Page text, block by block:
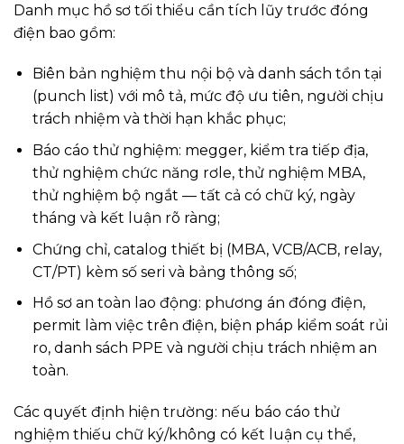
Danh mục hồ sơ tối thiểu cần tích lũy trước đóng
điện bao gồm:
Biên bản nghiệm thu nội bộ và danh sách tồn tại
(punch list) với mô tả, mức độ ưu tiên, người chịu
trách nhiệm và thời hạn khắc phục;
Báo cáo thử nghiệm: megger, kiểm tra tiếp địa,
thử nghiệm chức năng rơle, thử nghiệm MBA,
thử nghiệm bộ ngắt — tất cả có chữ ký, ngày
tháng và kết luận rõ ràng;
Chứng chỉ, catalog thiết bị (MBA, VCB/ACB, relay,
CT/PT) kèm số seri và bảng thông số;
Hồ sơ an toàn lao động: phương án đóng điện,
permit làm việc trên điện, biện pháp kiểm soát rủi
ro, danh sách PPE và người chịu trách nhiệm an
toàn.
Các quyết định hiện trường: nếu báo cáo thử
nghiệm thiếu chữ ký/không có kết luận cụ thể,